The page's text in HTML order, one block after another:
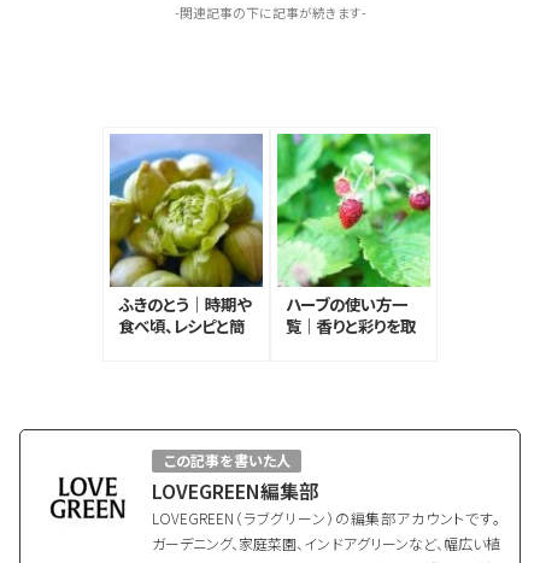
-関連記事の下に記事が続きます-
ふきのとう｜時期や
食べ頃、レシピと簡
ハーブの使い方一
覧｜香りと彩りを取
この記事を書いた人
LOVEGREEN編集部
LOVEGREEN（ラブグリーン）の編集部アカウントです。
ガーデニング、家庭菜園、インドアグリーンなど、幅広い植